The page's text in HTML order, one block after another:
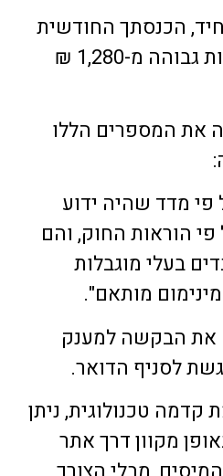
הכנסתך החודשית
הממוצעת צריכה להיות גבוהה מ-1,280 ₪
את המספרים הללו
מדד שהיה ידוע
1.1.2021 על פי הוראות החוק, והם
בעלי מוגבלות
מותאם".
את הבקשה למענק
לסניף הדואר.
קדמה טכנולוגית, ניתן
מקוון דרך אתר